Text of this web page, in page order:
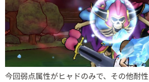
今回弱点属性がヒャドのみで、その他耐